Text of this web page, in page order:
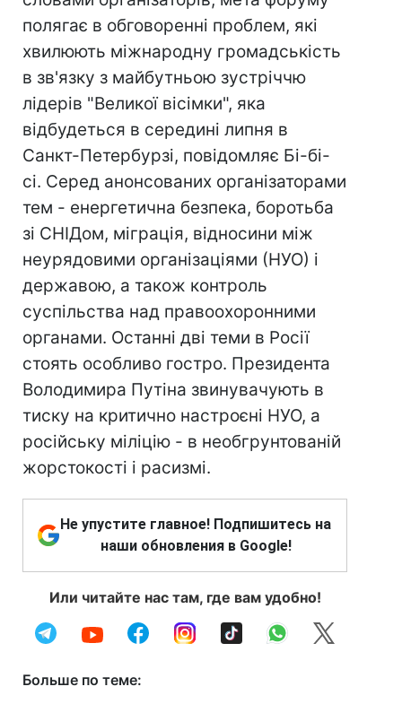
полягає в обговоренні проблем, які
хвилюють міжнародну громадськість
в зв'язку з майбутньою зустріччю
лідерів "Великої вісімки", яка
відбудеться в середині липня в
Санкт-Петербурзі, повідомляє Бі-бі-
сі. Серед анонсованих організаторами
тем - енергетична безпека, боротьба
зі СНІДом, міграція, відносини між
неурядовими організаціями (НУО) і
державою, а також контроль
суспільства над правоохоронними
органами. Останні дві теми в Росії
стоять особливо гостро. Президента
Володимира Путіна звинувачують в
тиску на критично настроєні НУО, а
російську міліцію - в необгрунтованій
жорстокості і расизмі.
Не упустите главное! Подпишитесь на
наши обновления в Google!
Или читайте нас там, где вам удобно!
Больше по теме: